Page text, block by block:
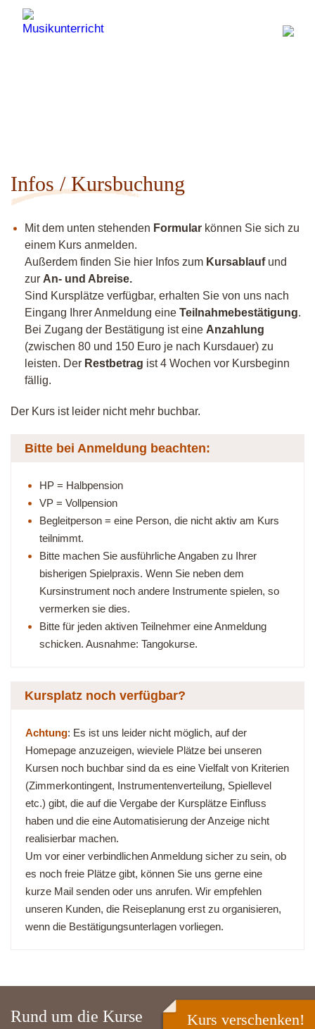
Infos / Kursbuchung
Mit dem unten stehenden Formular können Sie sich zu
einem Kurs anmelden.
Außerdem finden Sie hier Infos zum Kursablaufund
zur An- und Abreise.
Sind Kursplätze verfügbar, erhalten Sie von uns nach
Eingang Ihrer Anmeldung eine Teilnahmebestätigung.
Bei Zugang der Bestätigung ist eine Anzahlung
(zwischen 80 und 150 Euro je nach Kursdauer) zu
leisten. Der Restbetrag ist 4 Wochen vor Kursbeginn
fällig.
Der Kurs ist leider nicht mehr buchbar.
Bitte bei Anmeldung beachten:
HP = Halbpension
VP = Vollpension
Begleitperson = eine Person, die nicht aktiv am Kurs
teilnimmt.
Bitte machen Sie ausführliche Angaben zu Ihrer
bisherigen Spielpraxis. Wenn Sie neben dem
Kursinstrument noch andere Instrumente spielen, so
vermerken sie dies.
Bitte für jeden aktiven Teilnehmer eine Anmeldung
schicken. Ausnahme: Tangokurse.
Kursplatz noch verfügbar?
Achtung: Es ist uns leider nicht möglich, auf der
Homepage anzuzeigen, wieviele Plätze bei unseren
Kursen noch buchbar sind da es eine Vielfalt von Kriterien
(Zimmerkontingent, Instrumentenverteilung, Spiellevel
etc.) gibt, die auf die Vergabe der Kursplätze Einfluss
haben und die eine Automatisierung der Anzeige nicht
realisierbar machen.
Um vor einer verbindlichen Anmeldung sicher zu sein, ob
es noch freie Plätze gibt, können Sie uns gerne eine
kurze Mail senden oder uns anrufen. Wir empfehlen
unseren Kunden, die Reiseplanung erst zu organisieren,
wenn die Bestätigungsunterlagen vorliegen.
Rund um die Kurse Kurs verschenken!